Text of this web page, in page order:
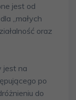
jest od
„małych
oraz
jest na
po
do